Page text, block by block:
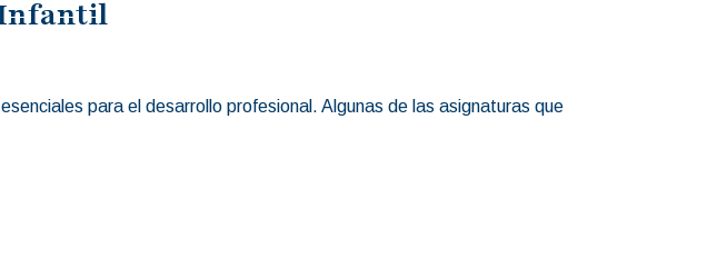
Infantil
para el desarrollo profesional. Algunas de las asignaturas que